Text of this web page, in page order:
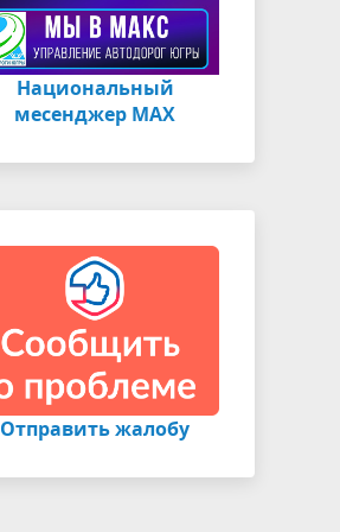
Национальный
месенджер МАХ
Отправить жалобу